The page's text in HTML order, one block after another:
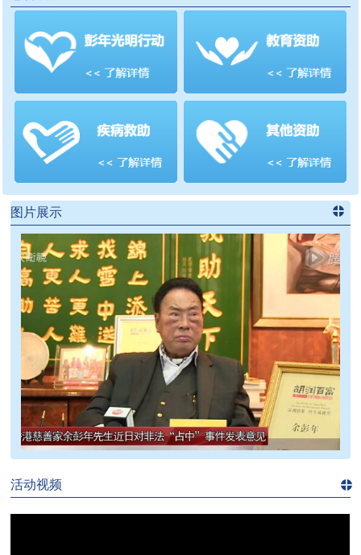
进入慈
>>
图片展示
建信息
频道
活动视频